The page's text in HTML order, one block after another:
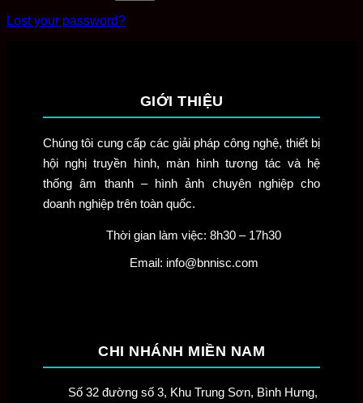
Lost your password?
GIỚI THIỆU
Chúng tôi cung cấp các giải pháp công nghệ, thiết bị
hội nghị truyền hình, màn hình tương tác và hệ
thống âm thanh – hình ảnh chuyên nghiệp cho
doanh nghiệp trên toàn quốc.
Thời gian làm việc: 8h30 – 17h30
Email: info@bnnisc.com
CHI NHÁNH MIỀN NAM
Số 32 đường số 3, Khu Trung Sơn, Bình Hưng,